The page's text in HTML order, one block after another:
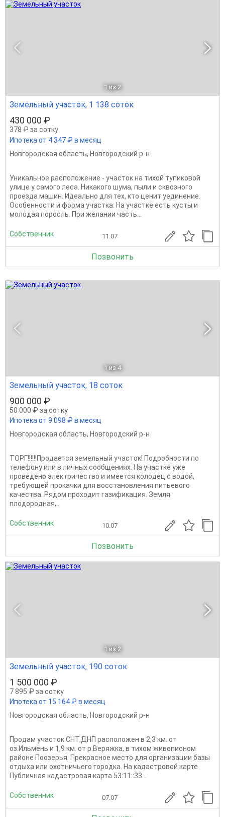
1 из 2
Земельный участок, 1 138 соток
430 000 ₽
378 ₽ за сотку
Ипотека от 4 347 ₽ в месяц
Новгородская область, Новгородский р-н
Уникальное расположение - участок на тихой тупиковой
улице у самого леса. Никакого шума, пыли и сквозного
проезда машин. Идеально для тех, кто ценит уединение.
Особенности и форма участка: На участке есть кусты и
молодая поросль. При желании часть...
Собственник 11.07
Позвонить
1 из 4
Земельный участок, 18 соток
900 000 ₽
50 000 ₽ за сотку
Ипотека от 9 098 ₽ в месяц
Новгородская область, Новгородский р-н
ТОРГ!!!!!!Продается земельный участок! Подробности по
телефону или в личных сообщениях. На участке уже
проведено электричество и имеется колодец с водой,
требующей прокачки для восстановления питьевого
качества. Рядом проходит газификация. Земля
плодородная,...
Собственник 10.07
Позвонить
1 из 2
Земельный участок, 190 соток
1 500 000 ₽
7 895 ₽ за сотку
Ипотека от 15 164 ₽ в месяц
Новгородская область, Новгородский р-н
Продам участок СНТ,ДНП расположен в 2,3 км. от
оз.Ильмень и 1,9 км. от р.Веряжка, в тихом живописном
районе Поозерья. Прекрасное место для организации базы
отдыха или охотничьего городка. На кадастровой карте
Публичная кадастровая карта 53:11::33...
Собственник 07.07